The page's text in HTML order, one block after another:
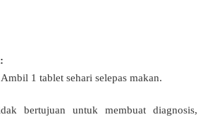
1 tablet sehari selepas makan.
bertujuan untuk membuat diagnosis,